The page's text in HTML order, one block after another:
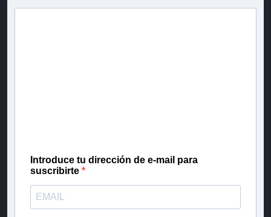
Introduce tu dirección de e-mail para
suscribirte